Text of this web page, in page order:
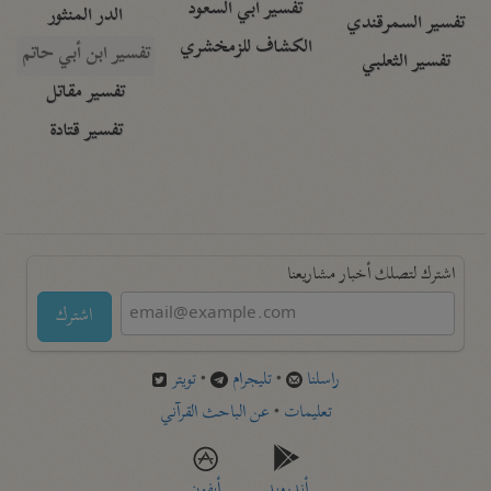
تفسير السمرقندي
تفسير الثعلبي
تفسير أبي السعود
الكشاف للزمخشري
الدر المنثور
تفسير ابن أبي حاتم
تفسير مقاتل
تفسير قتادة
اشترك لتصلك أخبار مشاريعنا
اشترك
راسلنا •تليجرام •تويتر
تعليمات •عن الباحث القرآني